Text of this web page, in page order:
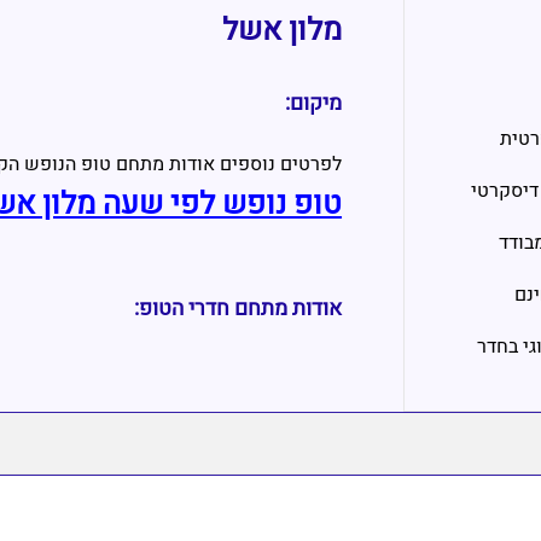
בחדר
מלון אשל
מיקום:
לפרטים נוספים אודות מתחם טופ הנופש
טופ נופש לפי שעה מלון
אודות מתחם חדרי הטופ: